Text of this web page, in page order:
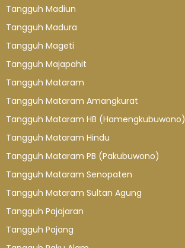
Tangguh Madiun
Tangguh Madura
Tangguh Mageti
Tangguh Majapahit
Tangguh Mataram
Tangguh Mataram Amangkurat
Tangguh Mataram HB (Hamengkubuwono)
Tangguh Mataram Hindu
Tangguh Mataram PB (Pakubuwono)
Tangguh Mataram Senopaten
Tangguh Mataram Sultan Agung
Tangguh Pajajaran
Tangguh Pajang